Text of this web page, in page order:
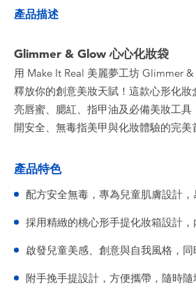
盲盒
人氣角色
生活精品
產品描述
Glimmer & Glow 心心化妝袋
用 Make It Real 美麗夢工坊 Glimmer
釋放你的創意美妝天賦！這款心形化妝
亮唇蜜、腮紅、指甲油及必備美妝工具
開安全、無毒指美甲與化妝體驗的完美
產品特色
配方安全無毒，專為兒童肌膚設計，
採用精緻的桃心形手提化妝箱設計，
啟發兒童美感、創意與自我風格，同
附手挽手提設計，方便攜帶，隨時隨